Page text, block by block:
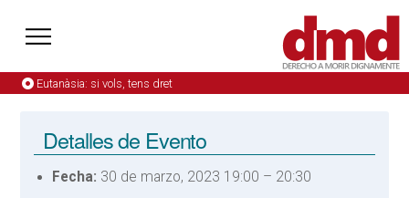
Eutanàsia: si vols, tens dret
Detalles de Evento
Fecha: 30 de marzo, 2023 19:00 – 20:30